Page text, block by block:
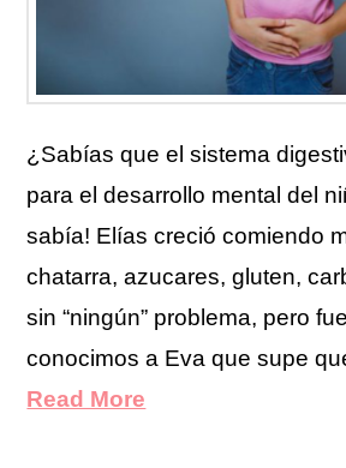
¿Sabías que el sistema
para el desarrollo mental del
sabía! Elías creció comiendo
chatarra, azucares, gluten,
sin “ningún” problema, pero
conocimos a Eva que supe
Read More